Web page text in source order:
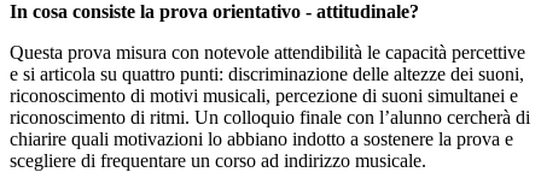
In cosa consiste la prova orientativo - attitudinale?
Questa prova misura con notevole attendibilità le capacità percettive
e si articola su quattro punti: discriminazione delle altezze dei suoni,
riconoscimento di motivi musicali, percezione di suoni simultanei e
riconoscimento di ritmi. Un colloquio finale con l’alunno cercherà di
chiarire quali motivazioni lo abbiano indotto a sostenere la prova e
scegliere di frequentare un corso ad indirizzo musicale.